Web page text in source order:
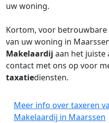
uw woning.
Kortom, voor
van uw woning in
Makelaardij aan het juiste
contact met ons op voor
taxatiediensten.
Meer info over taxeren
Makelaardij in Maarssen